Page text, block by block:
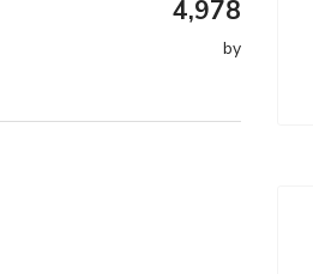
4,978
by